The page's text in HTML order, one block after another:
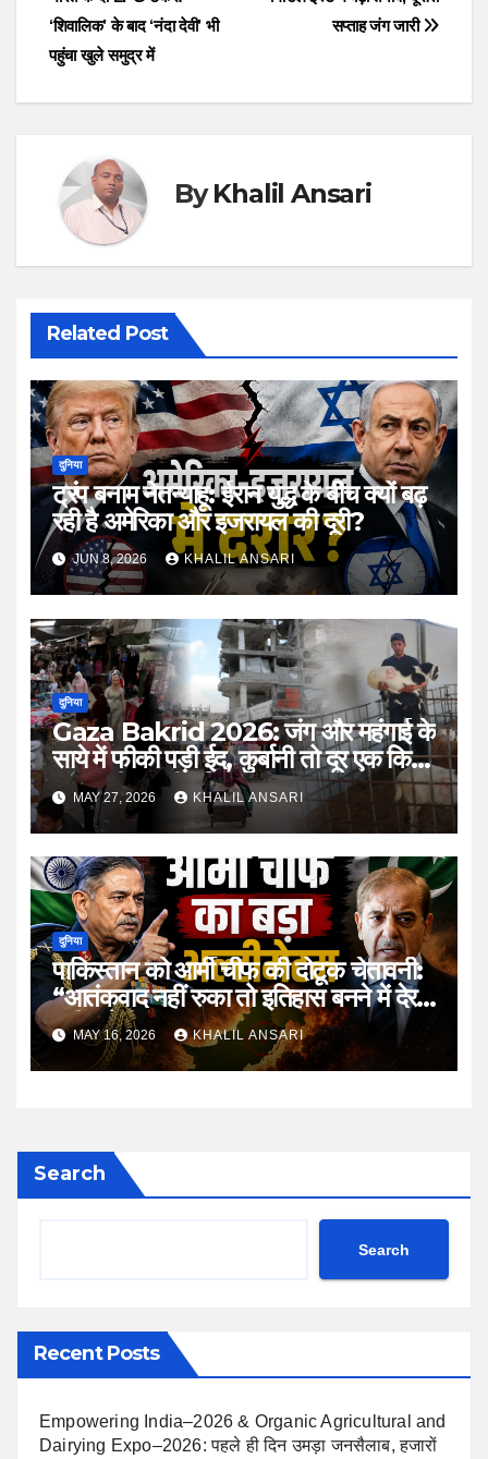
navigation
सप्ताह जंग जारी
‘शिवालिक’ के बाद ‘नंदा देवी’ भी
पहुंचा खुले समुद्र में
ByKhalil Ansari
Related Post
दुनिया
ट्रंप बनाम नेतन्याहू: ईरान युद्ध के बीच क्यों बढ़
रही है अमेरिका और इजरायल की दूरी?
JUN 8, 2026 KHALIL ANSARI
दुनिया
Gaza Bakrid 2026: जंग और महंगाई के
साये में फीकी पड़ी ईद, कुर्बानी तो दूर एक किलो
मांस खरीदना भी मुश्किल
MAY 27, 2026 KHALIL ANSARI
दुनिया
पाकिस्तान को आर्मी चीफ की दोटूक चेतावनी:
“आतंकवाद नहीं रुका तो इतिहास बनने में देर
नहीं लगेगी”
MAY 16, 2026 KHALIL ANSARI
Search
Search
Recent Posts
Empowering India–2026 & Organic Agricultural and
Dairying Expo–2026: पहले ही दिन उमड़ा जनसैलाब, हजारों